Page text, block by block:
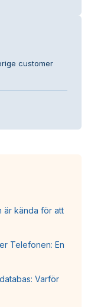
customer
är kända för att
Telefonen: En
Varför